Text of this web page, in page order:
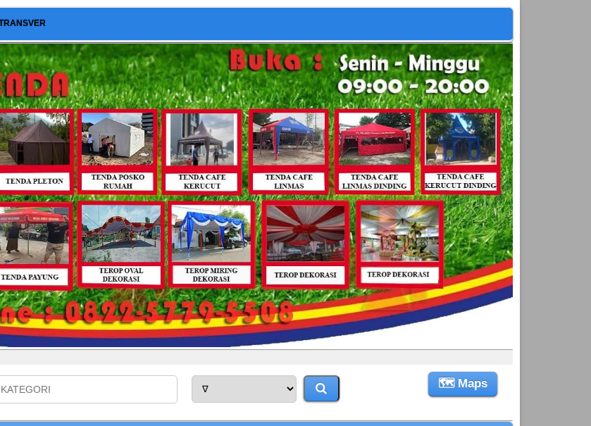
🗺 Maps